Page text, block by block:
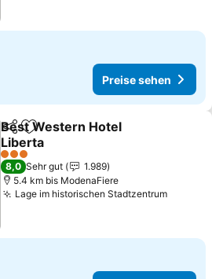
Preise sehen
TeilenZu Favoriten hinzufügen
Best Western Hotel
Liberta
Preise sehen
3 Sterne
8,0 Sehr gut
1.989
5.4 km bis ModenaFiere
Lage im historischen StadtzentrumPreise